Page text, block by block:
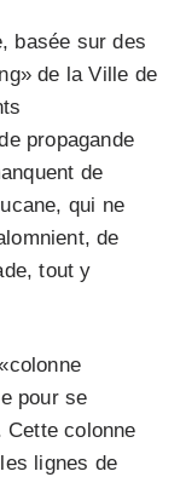
basée sur des
de la Ville de
propagande
de
qui ne
de
tout y
pour se
colonne
lignes de